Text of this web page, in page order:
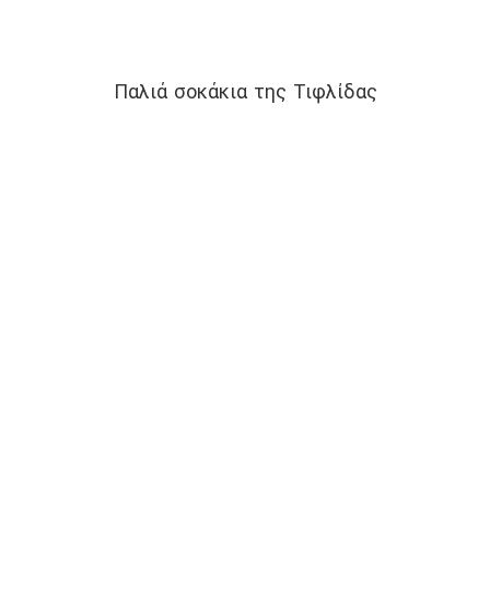
Παλιά σοκάκια της Τιφλίδας